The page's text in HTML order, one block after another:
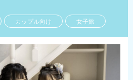
カップル向け 女子旅